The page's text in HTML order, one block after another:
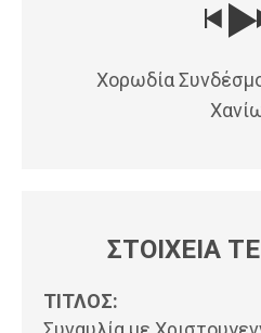
Χορωδία
ΣΤΟΙΧΕΙΑ
ΤΙΤΛΟΣ: